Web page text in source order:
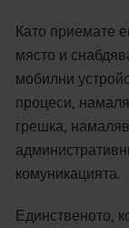
Като приемате
място и
мобилни
процеси,
грешка,
комуникацията.
Единственото,